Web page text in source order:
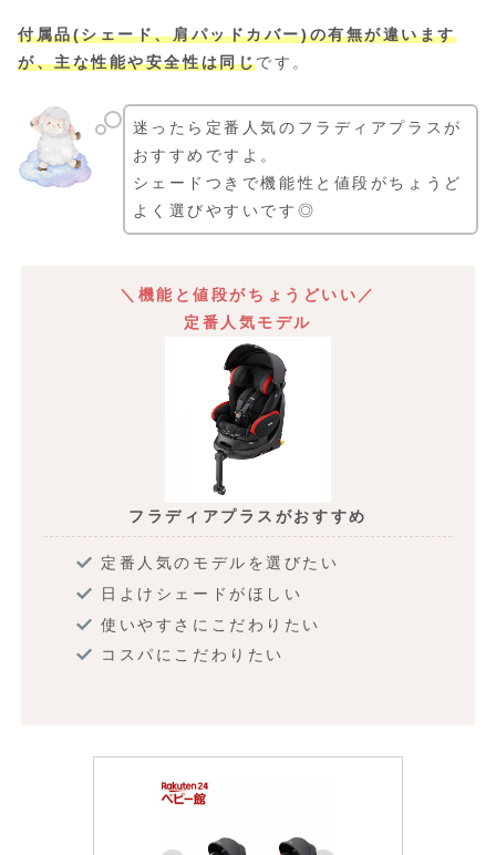
付属品(シェード、肩パッドカバー)の有無が違います
が、主な性能や安全性は同じです。
迷ったら定番人気のフラディアプラスが
おすすめですよ。
シェードつきで機能性と値段がちょうど
よく選びやすいです◎
＼機能と値段がちょうどいい／
定番人気モデル
フラディアプラスがおすすめ
定番人気のモデルを選びたい
日よけシェードがほしい
使いやすさにこだわりたい
コスパにこだわりたい